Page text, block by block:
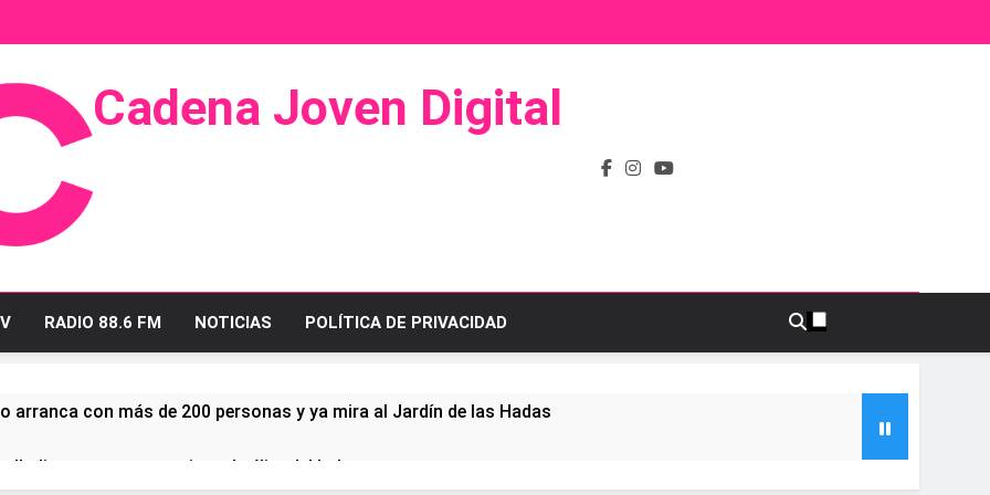
Cadena Joven Digital
Radio Y Televisión
RADIO 88.6 FM NOTICIAS POLÍTICA DE PRIVACIDAD
arranca con más de 200 personas y ya mira al Jardín de las Hadas
linense tras conquistar la élite del baloncesto